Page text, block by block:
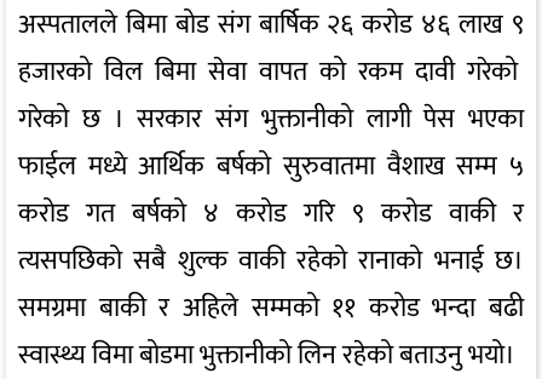
अस्पतालले बिमा बोड संग बार्षिक २६ करोड ४६ लाख ९
हजारको विल बिमा सेवा वापत को रकम दावी गरेको
गरेको छ । सरकार संग भुक्तानीको लागी पेस भएका
फाईल मध्ये आर्थिक बर्षको सुरुवातमा वैशाख सम्म ५
करोड गत बर्षको ४ करोड गरि ९ करोड वाकी र
त्यसपछिको सबै शुल्क वाकी रहेको रानाको भनाई छ।
समग्रमा बाकी र अहिले सम्मको ११ करोड भन्दा बढी
स्वास्थ्य विमा बोडमा भुक्तानीको लिन रहेको बताउनु भयो।